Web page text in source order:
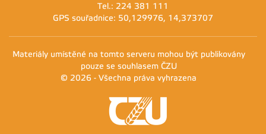
Tel.: 224 381 111
GPS souřadnice: 50,129976, 14,373707
Materiály umístěné na tomto serveru mohou být publikovány
pouze se souhlasem ČZU
© 2026 - Všechna práva vyhrazena